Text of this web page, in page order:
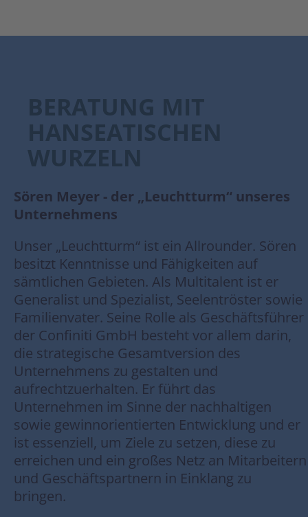
BERATUNG MIT
HANSEATISCHEN
WURZELN
Sören Meyer - der „Leuchtturm“ unseres
Unternehmens
Unser „Leuchtturm“ ist ein Allrounder. Sören
besitzt Kenntnisse und Fähigkeiten auf
sämtlichen Gebieten. Als Multitalent ist er
Generalist und Spezialist, Seelentröster sowie
Familienvater. Seine Rolle als Geschäftsführer
der Confiniti GmbH besteht vor allem darin,
die strategische Gesamtversion des
Unternehmens zu gestalten und
aufrechtzuerhalten. Er führt das
Unternehmen im Sinne der nachhaltigen
sowie gewinnorientierten Entwicklung und er
ist essenziell, um Ziele zu setzen, diese zu
erreichen und ein großes Netz an Mitarbeitern
und Geschäftspartnern in Einklang zu
bringen.